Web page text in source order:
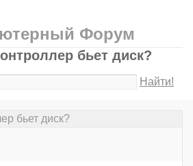
Форум
бьет диск?
Найти!
бьет диск?